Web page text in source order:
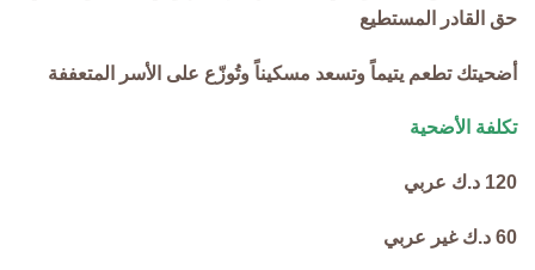
حق القادر المستطيع
أضحيتك تطعم يتيماً وتسعد مسكيناً وتُوزّع على الأسر المتعففة
تكلفة الأضحية
120 د.ك عربي
60 د.ك غير عربي